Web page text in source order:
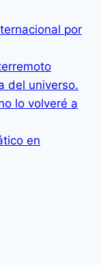
por
del universo.
lo volveré a
en